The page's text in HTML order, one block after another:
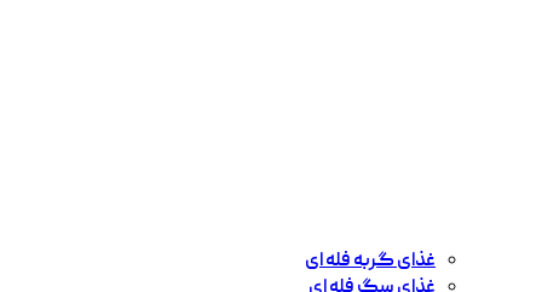
غذای گربه فله ای